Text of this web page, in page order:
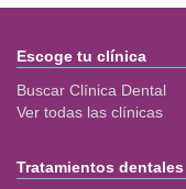
Escoge tu clínica
Buscar Clínica Dental
Ver todas las clínicas
Tratamientos dentales